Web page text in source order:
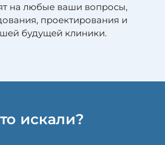
на любые ваши вопросы,
проектирования и
будущей клиники.
искали?